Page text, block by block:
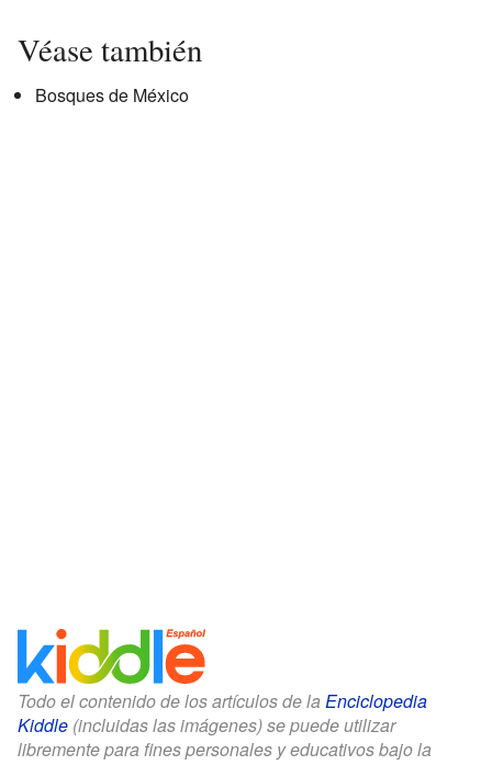
Véase también
Bosques de México
Todo el contenido de los artículos de la Enciclopedia
Kiddle (incluidas las imágenes) se puede utilizar
libremente para fines personales y educativos bajo la